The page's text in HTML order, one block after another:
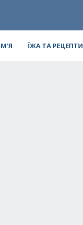
ЇЖА ТА РЕЦЕПТИ